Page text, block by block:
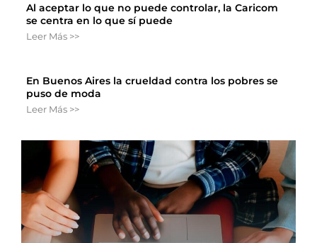
Al aceptar lo que no puede controlar, la Caricom
se centra en lo que sí puede
Leer Más >>
En Buenos Aires la crueldad contra los pobres se
puso de moda
Leer Más >>